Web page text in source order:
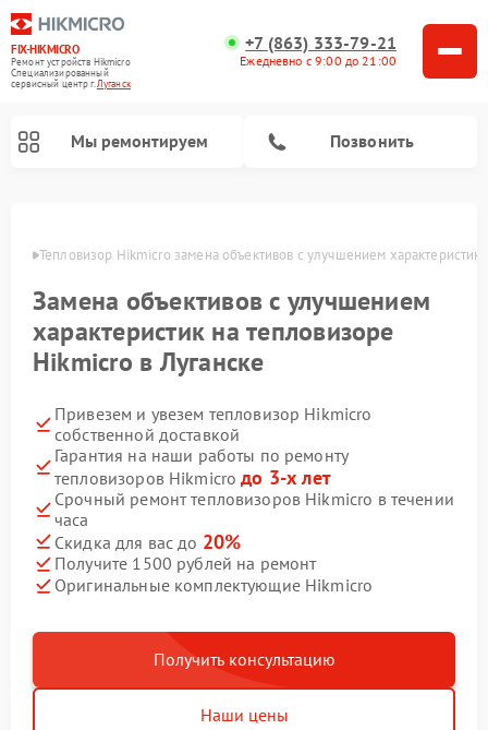
FIX-HIKMICRO
Ремонт устройств Hikmicro
Специализированный
cервисный центр г.Луганск
+7 (863) 333-79-21
Ежедневно с 9:00 до 21:00
Мы ремонтируем Позвонить
Тепловизор Hikmicro замена объективов с улучшением характеристик
Замена объективов с улучшением
характеристик на тепловизоре
Hikmicro в Луганске
Привезем и увезем тепловизор Hikmicro
собственной доставкой
Гарантия на наши работы по ремонту
тепловизоров Hikmicroдо 3-х лет
Срочный ремонт тепловизоров Hikmicro в течении
часа
Скидка для вас до 20%
Получите 1500 рублей на ремонт
Оригинальные комплектующие Hikmicro
Получить консультацию
Наши цены